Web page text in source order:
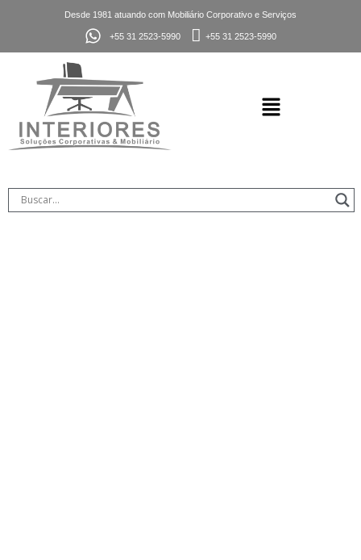
Desde 1981 atuando com Mobiliário Corporativo e Serviços
+55 31 2523-5990 +55 31 2523-5990